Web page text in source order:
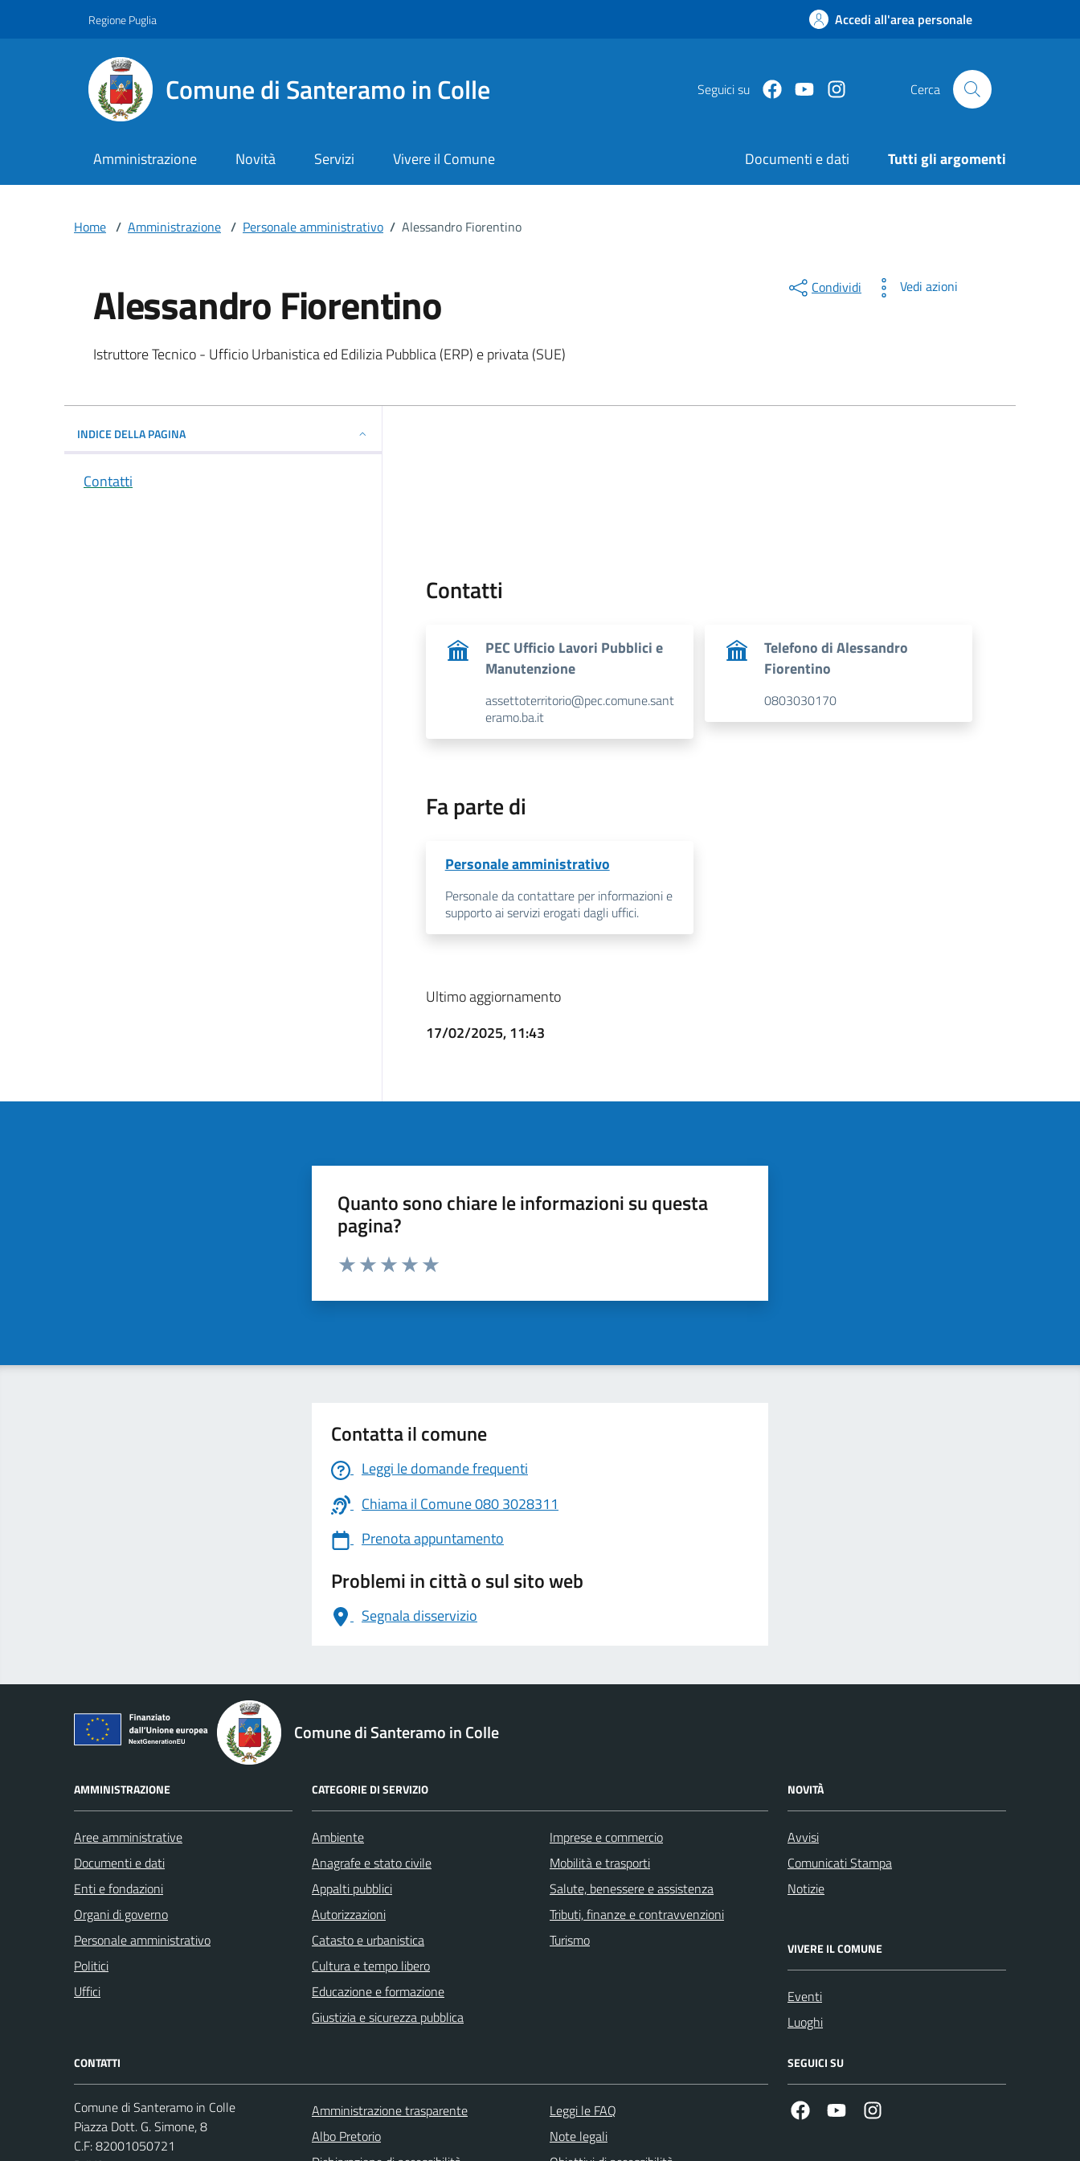
Regione Puglia Accedi all'area personale
Comune di Santeramo in Colle Seguici su FacebookYoutubeInstagram Cerca
Amministrazione Novità Servizi Vivere il Comune Documenti e dati Tutti gli argomenti
Home / Amministrazione / Personale amministrativo / Alessandro Fiorentino
Alessandro Fiorentino
Dettagli della persona
Descrizione breve
Istruttore Tecnico - Ufficio Urbanistica ed Edilizia Pubblica (ERP) e privata (SUE)
Condividi Vedi azioni
INDICE DELLA PAGINA
Contatti
Contatti
PEC Ufficio Lavori Pubblici e
Manutenzione
assettoterritorio@pec.comune.sant
eramo.ba.it
Telefono di Alessandro
Fiorentino
0803030170
Fa parte di
Personale amministrativo
Personale da contattare per informazioni e
supporto ai servizi erogati dagli uffici.
Ultimo aggiornamento
17/02/2025, 11:43
Quanto sono chiare le informazioni su questa
pagina?
Valuta da 1 a 5 stelle la pagina
Contatta il comune
Leggi le domande frequenti
Chiama il Comune 080 3028311
Prenota appuntamento
Problemi in città o sul sito web
Segnala disservizio
logo Unione Europea
Comune di Santeramo in Colle
AMMINISTRAZIONE
Aree amministrative
Documenti e dati
Enti e fondazioni
Organi di governo
Personale amministrativo
Politici
Uffici
CATEGORIE DI SERVIZIO
Ambiente
Anagrafe e stato civile
Appalti pubblici
Autorizzazioni
Catasto e urbanistica
Cultura e tempo libero
Educazione e formazione
Giustizia e sicurezza pubblica
Imprese e commercio
Mobilità e trasporti
Salute, benessere e assistenza
Tributi, finanze e contravvenzioni
Turismo
NOVITÀ
Avvisi
Comunicati Stampa
Notizie
VIVERE IL COMUNE
Eventi
Luoghi
CONTATTI
Comune di Santeramo in Colle
Piazza Dott. G. Simone, 8
C.F:82001050721
Amministrazione trasparente
Albo Pretorio
Leggi le FAQ
Note legali
SEGUICI SU
FacebookYoutube